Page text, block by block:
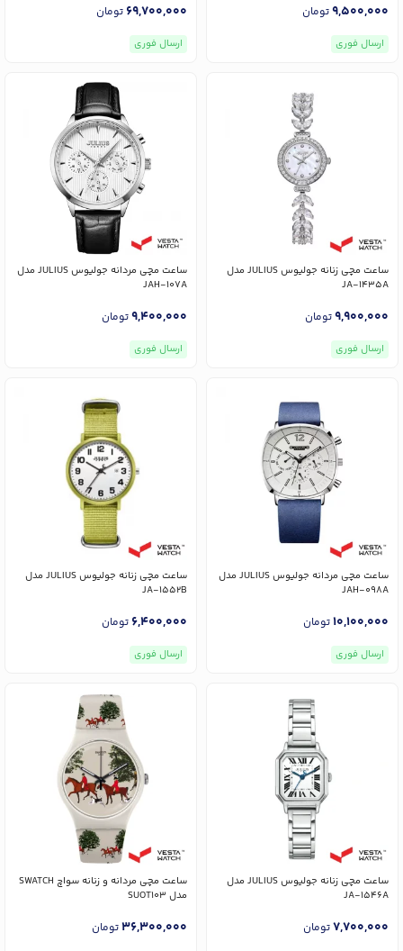
9,500,000تومان
ارسال فوری
GA2100CROCS25-7P
69,700,000 تومان
ارسال فوری
ساعت مچی زنانه جولیوس JULIUS مدل
JA-1435A
9,900,000تومان
ارسال فوری
ساعت مچی مردانه جولیوس JULIUS مدل
JAH-107A
9,400,000تومان
ارسال فوری
ساعت مچی مردانه جولیوس JULIUS مدل
JAH-098A
10,100,000تومان
ارسال فوری
ساعت مچی زنانه جولیوس JULIUS مدل
JA-1552B
6,400,000 تومان
ارسال فوری
ساعت مچی زنانه جولیوس JULIUS مدل
JA-1546A
7,700,000تومان
ساعت مچی مردانه و زنانه سواچ SWATCH
مدل SUOT103
36,300,000تومان